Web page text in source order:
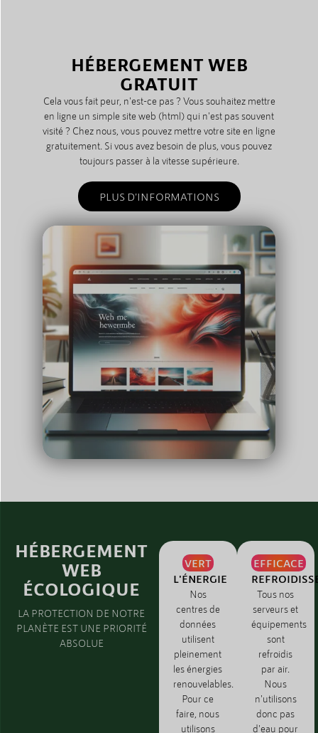
HÉBERGEMENT WEB
GRATUIT
Cela vous fait peur, n'est-ce pas ? Vous souhaitez mettre
en ligne un simple site web (html) qui n'est pas souvent
visité ? Chez nous, vous pouvez mettre votre site en ligne
gratuitement. Si vous avez besoin de plus, vous pouvez
toujours passer à la vitesse supérieure.
PLUS D'INFORMATIONS
HÉBERGEMENT
WEB
ÉCOLOGIQUE
LA PROTECTION DE NOTRE
PLANÈTE EST UNE PRIORITÉ
ABSOLUE
VERT
L'ÉNERGIE
Nos
centres de
données
utilisent
pleinement
les énergies
renouvelables.
Pour ce
faire, nous
utilisons
EFFICACE
Tous nos
serveurs et
équipements
sont
refroidis
par air.
Nous
n'utilisons
donc pas
d'eau pour